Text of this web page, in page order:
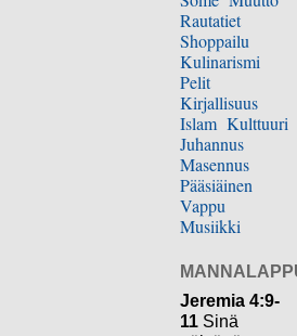
Rautatiet
Shoppailu
Kulinarismi
Pelit
Kirjallisuus
Islam Kulttuuri
Juhannus
Masennus
Pääsiäinen
Vappu
Musiikki
Jeremia 4:9-
11 Sinä